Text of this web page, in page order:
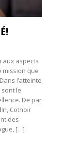
aux aspects
mission que
l’atteinte
le
De par
Cotnoir
des
[…]